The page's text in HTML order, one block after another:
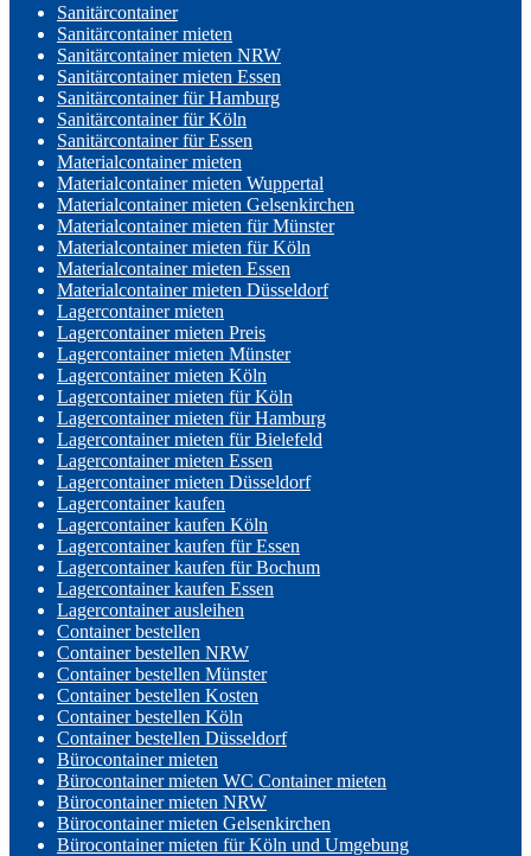
Sanitärcontainer
Sanitärcontainer mieten
Sanitärcontainer mieten NRW
Sanitärcontainer mieten Essen
Sanitärcontainer für Hamburg
Sanitärcontainer für Köln
Sanitärcontainer für Essen
Materialcontainer mieten
Materialcontainer mieten Wuppertal
Materialcontainer mieten Gelsenkirchen
Materialcontainer mieten für Münster
Materialcontainer mieten für Köln
Materialcontainer mieten Essen
Materialcontainer mieten Düsseldorf
Lagercontainer mieten
Lagercontainer mieten Preis
Lagercontainer mieten Münster
Lagercontainer mieten Köln
Lagercontainer mieten für Köln
Lagercontainer mieten für Hamburg
Lagercontainer mieten für Bielefeld
Lagercontainer mieten Essen
Lagercontainer mieten Düsseldorf
Lagercontainer kaufen
Lagercontainer kaufen Köln
Lagercontainer kaufen für Essen
Lagercontainer kaufen für Bochum
Lagercontainer kaufen Essen
Lagercontainer ausleihen
Container bestellen
Container bestellen NRW
Container bestellen Münster
Container bestellen Kosten
Container bestellen Köln
Container bestellen Düsseldorf
Bürocontainer mieten
Bürocontainer mieten WC Container mieten
Bürocontainer mieten NRW
Bürocontainer mieten Gelsenkirchen
Bürocontainer mieten für Köln und Umgebung